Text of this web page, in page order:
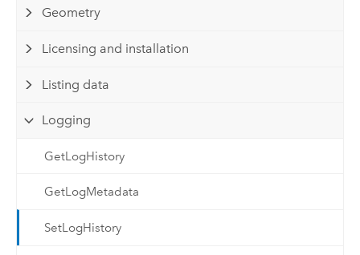
Geometry
Licensing and installation
Listing data
Logging
GetLogHistory
GetLogMetadata
SetLogHistory